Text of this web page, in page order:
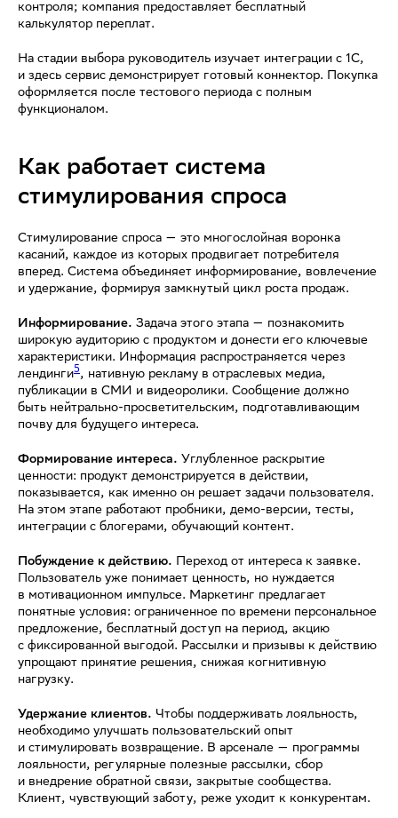
контроля; компания предоставляет бесплатный
калькулятор переплат.
На стадии выбора руководитель изучает интеграции с 1С,
и здесь сервис демонстрирует готовый коннектор. Покупка
оформляется после тестового периода с полным
функционалом.
Как работает система
стимулирования спроса
Стимулирование спроса — это многослойная воронка
касаний, каждое из которых продвигает потребителя
вперед. Система объединяет информирование, вовлечение
и удержание, формируя замкнутый цикл роста продаж.
Информирование. Задача этого этапа — познакомить
широкую аудиторию с продуктом и донести его ключевые
характеристики. Информация распространяется через
лендинги5, нативную рекламу в отраслевых медиа,
публикации в СМИ и видеоролики. Сообщение должно
быть нейтрально-просветительским, подготавливающим
почву для будущего интереса.
Формирование интереса. Углубленное раскрытие
ценности: продукт демонстрируется в действии,
показывается, как именно он решает задачи пользователя.
На этом этапе работают пробники, демо-версии, тесты,
интеграции с блогерами, обучающий контент.
Побуждение к действию. Переход от интереса к заявке.
Пользователь уже понимает ценность, но нуждается
в мотивационном импульсе. Маркетинг предлагает
понятные условия: ограниченное по времени персональное
предложение, бесплатный доступ на период, акцию
с фиксированной выгодой. Рассылки и призывы к действию
упрощают принятие решения, снижая когнитивную
нагрузку.
Удержание клиентов. Чтобы поддерживать лояльность,
необходимо улучшать пользовательский опыт
и стимулировать возвращение. В арсенале — программы
лояльности, регулярные полезные рассылки, сбор
и внедрение обратной связи, закрытые сообщества.
Клиент, чувствующий заботу, реже уходит к конкурентам.